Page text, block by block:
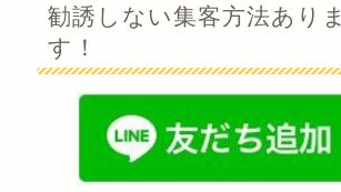
勧誘しない集客方法ありま
す！